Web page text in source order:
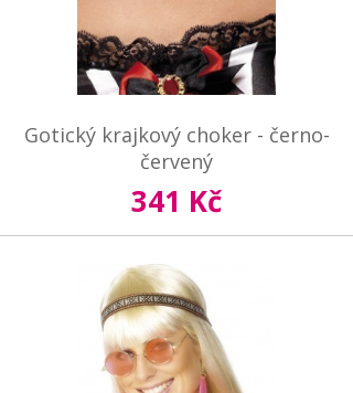
Gotický krajkový choker - černo-
červený
341 Kč